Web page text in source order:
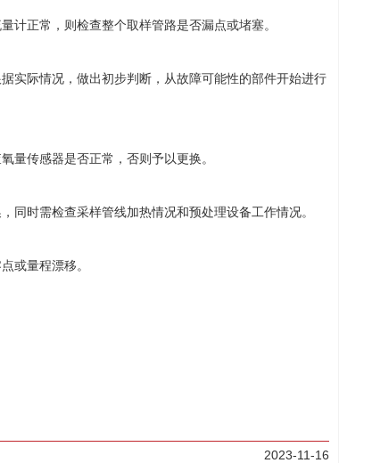
正常，则检查整个取样管路是否漏点或堵塞。
际情况，做出初步判断，从故障可能性的部件开始进行
传感器是否正常，否则予以更换。
时需检查采样管线加热情况和预处理设备工作情况。
或量程漂移。
2023-11-16